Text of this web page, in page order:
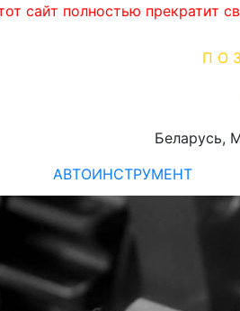
сайт полностью
Беларусь,
АВТОИНСТРУМЕНТ